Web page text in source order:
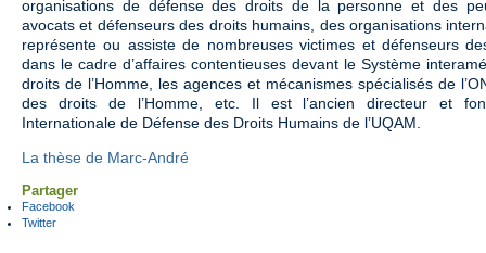
organisations de défense des droits de la personne et des
avocats et défenseurs des droits humains, des organisations
représente ou assiste de nombreuses victimes et défenseurs
dans le cadre d’affaires contentieuses devant le Système
droits de l’Homme, les agences et mécanismes spécialisés de
des droits de l’Homme, etc. Il est l’ancien directeur et
Internationale de Défense des Droits Humains de l’UQAM.
La thèse de Marc-André
Partager
Facebook
Twitter